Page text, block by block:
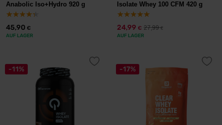
Anabolic Iso+Hydro 920 g
45,90 €
AUF LAGER
Isolate Whey 100 CFM 420 g
24,99 € 27,99€
AUF LAGER
-11% -17%